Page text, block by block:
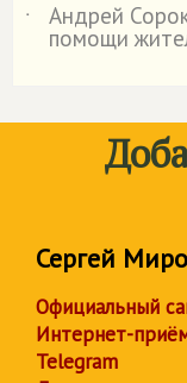
˙
Андрей
помощи
Сергей
Официальный
Интернет-
Telegram